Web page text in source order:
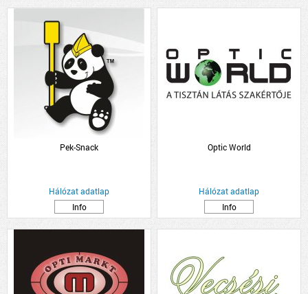
Pek-Snack
Hálózat adatlap
Info
Optic World
Hálózat adatlap
Info